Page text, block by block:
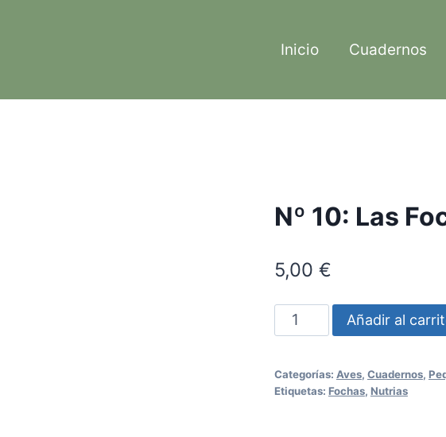
Inicio Cuadernos
Nº 10: Las
5,00 €
10:
Fochas
Añadir al
Categorías: Aves, Cuadernos,
Etiquetas: Fochas, Nutrias